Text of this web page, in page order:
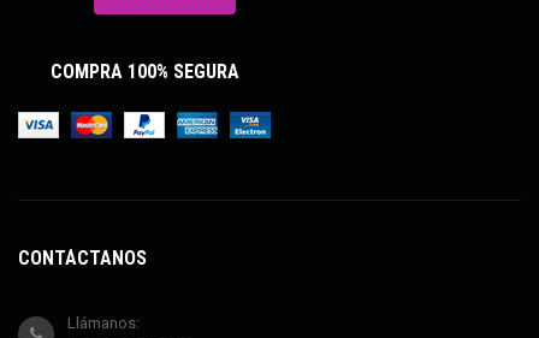
COMPRA 100% SEGURA
CONTÁCTANOS
Llámanos: